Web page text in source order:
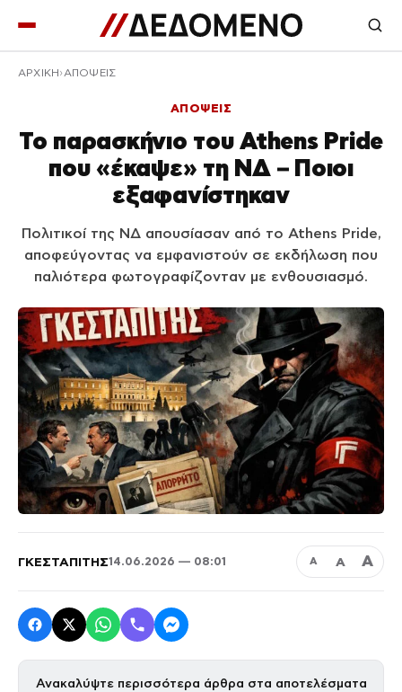
ΑΡΧΙΚΉ ΑΠΟΨΕΙΣ
ΑΠΟΨΕΙΣ
Το παρασκήνιο του Athens Pride
που «έκαψε» τη ΝΔ – Ποιοι
εξαφανίστηκαν
Πολιτικοί της ΝΔ απουσίασαν από το Athens Pride,
αποφεύγοντας να εμφανιστούν σε εκδήλωση που
παλιότερα φωτογραφίζονταν με ενθουσιασμό.
ΓΚΕΣΤΑΠΙΤΗΣ14.06.2026 — 08:01 Α Α Α
Ανακαλύψτε περισσότερα άρθρα στα αποτελέσματα